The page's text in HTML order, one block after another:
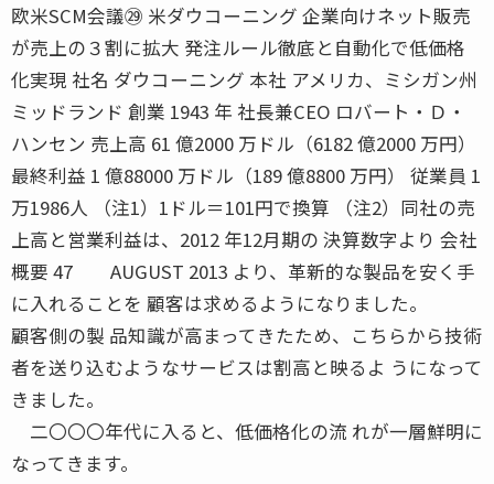
欧米SCM会議㉙ 米ダウコーニング 企業向けネット販売
が売上の３割に拡大 発注ルール徹底と自動化で低価格
化実現 社名 ダウコーニング 本社 アメリカ、ミシガン州
ミッドランド 創業 1943 年 社長兼CEO ロバート・Ｄ・
ハンセン 売上高 61 億2000 万ドル（6182 億2000 万円）
最終利益 1 億88000 万ドル（189 億8800 万円） 従業員 1
万1986人 （注1）1ドル＝101円で換算 （注2）同社の売
上高と営業利益は、2012 年12月期の 決算数字より 会社
概要 47 AUGUST 2013 より、革新的な製品を安く手
に入れることを 顧客は求めるようになりました。
顧客側の製 品知識が高まってきたため、こちらから技術
者を送り込むようなサービスは割高と映るよ うになって
きました。
二〇〇〇年代に入ると、低価格化の流 れが一層鮮明に
なってきます。